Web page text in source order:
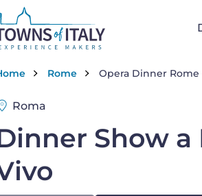
principale
di
Rome Opera Dinner
Roma
Show a